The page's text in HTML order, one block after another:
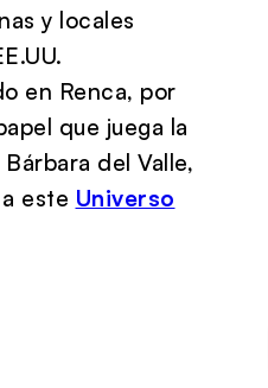
y locales
en Renca, por
que juega la
del Valle,
este Universo